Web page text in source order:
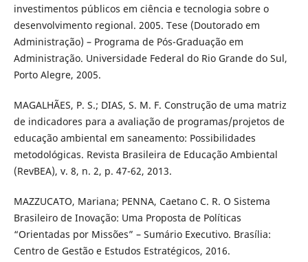
investimentos públicos em ciência e tecnologia sobre o
desenvolvimento regional. 2005. Tese (Doutorado em
Administração) – Programa de Pós-Graduação em
Administração. Universidade Federal do Rio Grande do Sul,
Porto Alegre, 2005.
MAGALHÃES, P. S.; DIAS, S. M. F. Construção de uma matriz
de indicadores para a avaliação de programas/projetos de
educação ambiental em saneamento: Possibilidades
metodológicas. Revista Brasileira de Educação Ambiental
(RevBEA), v. 8, n. 2, p. 47-62, 2013.
MAZZUCATO, Mariana; PENNA, Caetano C. R. O Sistema
Brasileiro de Inovação: Uma Proposta de Políticas
“Orientadas por Missões” – Sumário Executivo. Brasília:
Centro de Gestão e Estudos Estratégicos, 2016.